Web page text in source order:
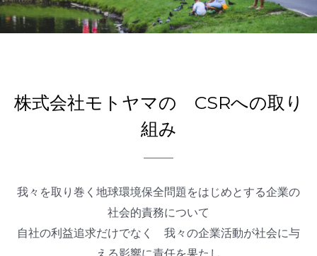
株式会社モトヤマの CSRへの取り
組み
我々を取り巻く地球環境保全問題をはじめとする企業の
社会的責務について
自社の利益追求だけでなく 我々の企業活動が社会に与